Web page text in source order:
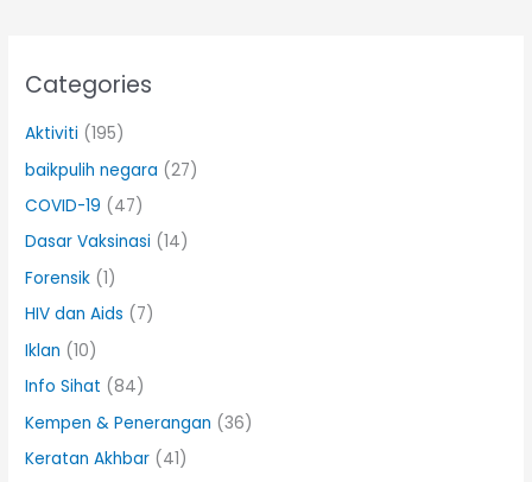
Categories
Aktiviti (195)
baikpulih negara (27)
COVID-19 (47)
Dasar Vaksinasi (14)
Forensik (1)
HIV dan Aids (7)
Iklan (10)
Info Sihat (84)
Kempen & Penerangan (36)
Keratan Akhbar (41)